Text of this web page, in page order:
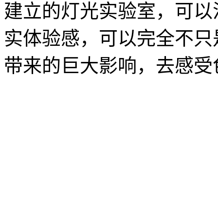
建立的灯光实验室，可
实体验感，可以完全不
带来的巨大影响，去感